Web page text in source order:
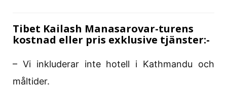
Tibet Kailash Manasarovar-turens
kostnad eller pris exklusive tjänster:-
– Vi inkluderar inte hotell i Kathmandu och
måltider.